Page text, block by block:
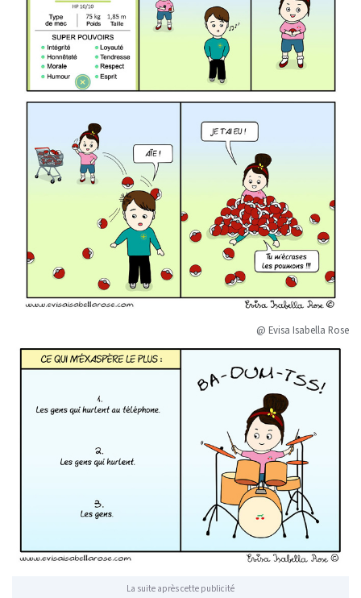
@ Evisa Isabella Rose
La suite après cette publicité